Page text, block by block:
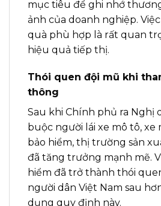
mục tiêu để ghi nhớ
ảnh của doanh nghiệp.
quà phù hợp là rất quan
hiệu quả tiếp thị.
Thói quen đội mũ khi
thông
Sau khi Chính phủ ra Nghị
buộc người lái xe mô tô, xe
bảo hiểm, thị trường sản
đã tăng trưởng mạnh mẽ.
hiểm đã trở thành thói
người dân Việt Nam sau
dụng quy định này.